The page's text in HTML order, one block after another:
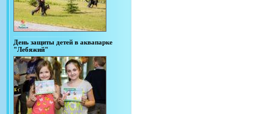
День защиты детей в аквапарке
"Лебяжий"